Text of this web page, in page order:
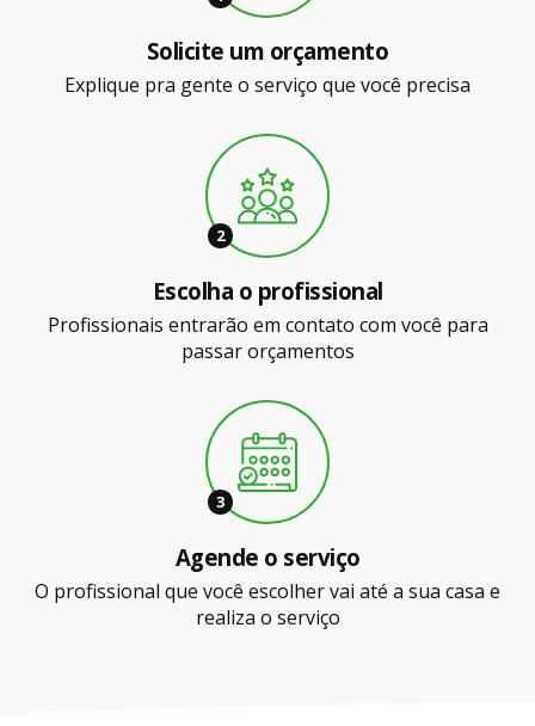
Solicite um orçamento
Explique pra gente o serviço que você precisa
2
Escolha o profissional
Profissionais entrarão em contato com você para
passar orçamentos
3
Agende o serviço
O profissional que você escolher vai até a sua casa e
realiza o serviço